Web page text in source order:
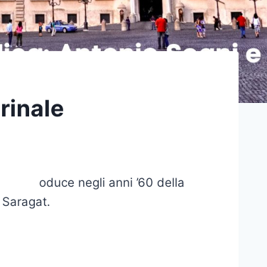
oduce negli anni ’60 della